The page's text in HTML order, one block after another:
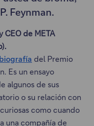
Feynman.
de META
del Premio
Es un ensayo
algunos de sus
o su relación con
como cuando
una compañía de